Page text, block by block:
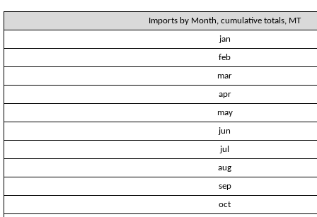
Imports by Month, cumulative totals, MT
jan
feb
mar
apr
may
jun
jul
aug
sep
oct